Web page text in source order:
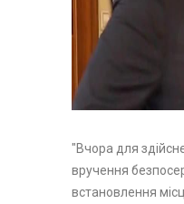
"Вчора для
вручення
встановлення